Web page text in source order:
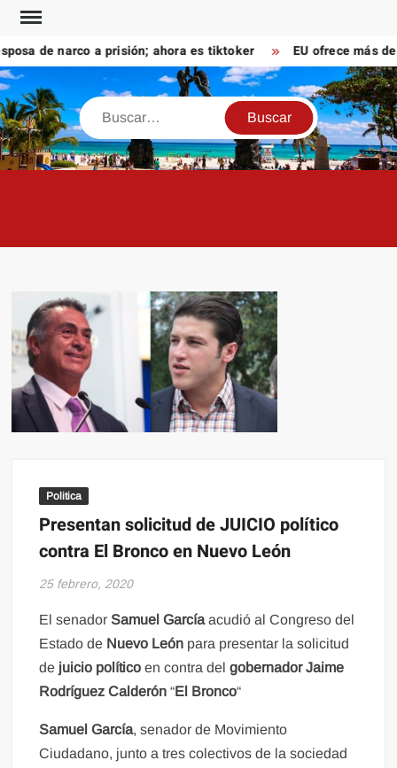
Saltar
contenido
de narco a prisión; ahora es tiktoker EU ofrece más de
Buscar
Politica
Presentan solicitud de JUICIO político
contra El Bronco en Nuevo León
25 febrero, 2020
El senador Samuel Garcíaacudió al Congreso del
Estado de Nuevo León para presentar la solicitud
de juicio político en contra delgobernador Jaime
Rodríguez Calderón “El Bronco“
Samuel García, senador de Movimiento
Ciudadano, junto a tres colectivos de la sociedad